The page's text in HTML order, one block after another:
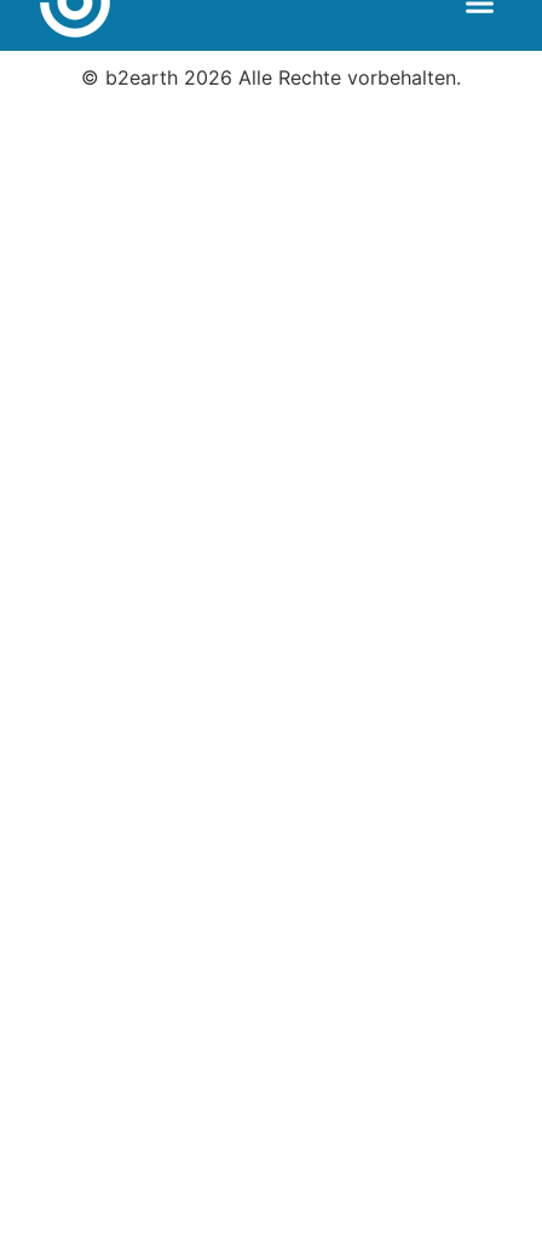
© b2earth 2026 Alle Rechte vorbehalten.